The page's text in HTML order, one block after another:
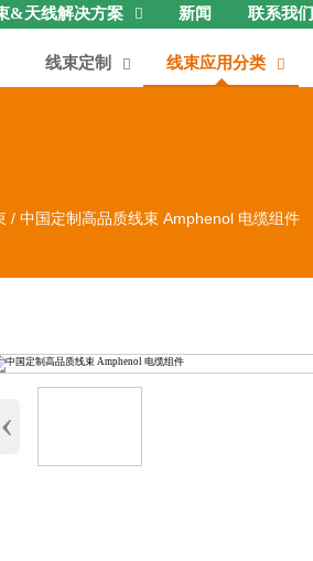
&天线解决方案  新闻 联系我们
线束定制  线束应用分类 
/ 中国定制高品质线束 Amphenol 电缆组件
‹